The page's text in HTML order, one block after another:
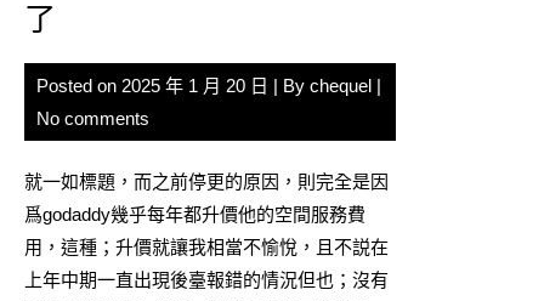
了
Posted on 2025 年 1 月 20 日 | By chequel |
No comments
就一如標題，而之前停更的原因，則完全是因
爲godaddy幾乎每年都升價他的空間服務費
用，這種；升價就讓我相當不愉悅，且不説在
上年中期一直出現後臺報錯的情況但也；沒有